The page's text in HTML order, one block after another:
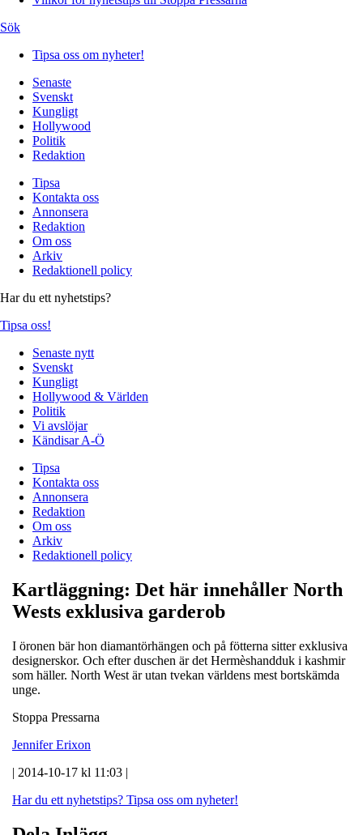
Sök
Tipsa oss om nyheter!
Senaste
Svenskt
Kungligt
Hollywood
Politik
Redaktion
Tipsa
Kontakta oss
Annonsera
Redaktion
Om oss
Arkiv
Redaktionell policy
Har du ett nyhetstips?
Tipsa oss!
Senaste nytt
Svenskt
Kungligt
Hollywood & Världen
Politik
Vi avslöjar
Kändisar A-Ö
Tipsa
Kontakta oss
Annonsera
Redaktion
Om oss
Arkiv
Redaktionell policy
Kartläggning: Det här innehåller North
Wests exklusiva garderob
I öronen bär hon diamantörhängen och på fötterna sitter exklusiva
designerskor. Och efter duschen är det Hermèshandduk i kashmir
som häller. North West är utan tvekan världens mest bortskämda
unge.
Stoppa Pressarna
Jennifer Erixon
| 2014-10-17 kl 11:03 |
Har du ett nyhetstips? Tipsa oss om nyheter!